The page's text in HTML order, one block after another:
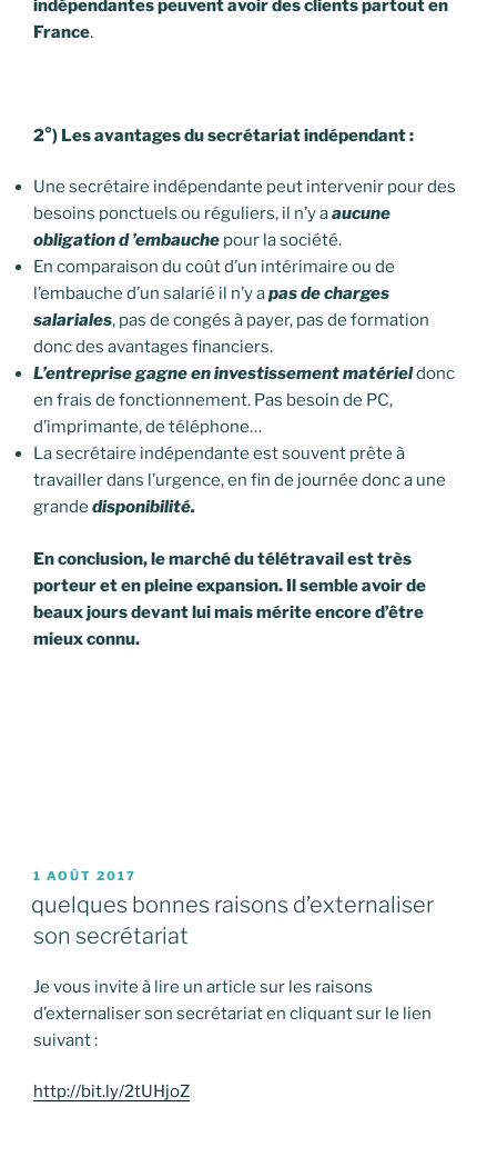
indépendantes peuvent avoir des clients partout en
France.
2°) Les avantages du secrétariat indépendant :
Une secrétaire indépendante peut intervenir pour des
besoins ponctuels ou réguliers, il n’y aaucune
obligation d ’embauche pour la société.
En comparaison du coût d’un intérimaire ou de
l’embauche d’un salarié il n’y apas de charges
salariales, pas de congés à payer, pas de formation
donc des avantages financiers.
L’entreprise gagne en investissement matérieldonc
en frais de fonctionnement. Pas besoin de PC,
d’imprimante, de téléphone…
La secrétaire indépendante est souvent prête à
travailler dans l’urgence, en fin de journée donc a une
grande disponibilité.
En conclusion, le marché du télétravail est très
porteur et en pleine expansion. Il semble avoir de
beaux jours devant lui mais mérite encore d’être
mieux connu.
PUBLIÉ
1 AOÛT 2017
quelques bonnes raisons d’externaliser
son secrétariat
Je vous invite à lire un article sur les raisons
d’externaliser son secrétariat en cliquant sur le lien
suivant :
http://bit.ly/2tUHjoZ